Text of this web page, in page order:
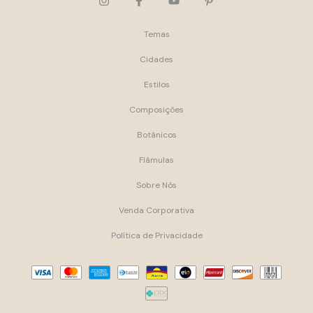
Temas
Cidades
Estilos
Composições
Botânicos
Flâmulas
Sobre Nós
Venda Corporativa
Política de Privacidade